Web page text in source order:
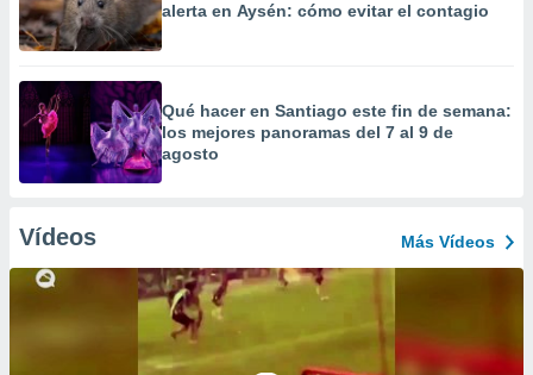
alerta en Aysén: cómo evitar el contagio
Qué hacer en Santiago este fin de semana:
los mejores panoramas del 7 al 9 de
agosto
Vídeos Más Vídeos